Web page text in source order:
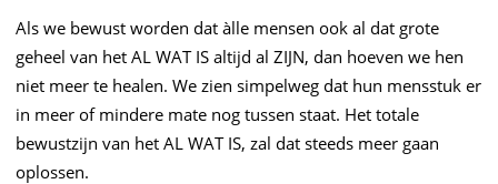
Als we bewust worden dat àlle mensen ook al dat grote
geheel van het AL WAT IS altijd al ZIJN, dan hoeven we hen
niet meer te healen. We zien simpelweg dat hun mensstuk er
in meer of mindere mate nog tussen staat. Het totale
bewustzijn van het AL WAT IS, zal dat steeds meer gaan
oplossen.